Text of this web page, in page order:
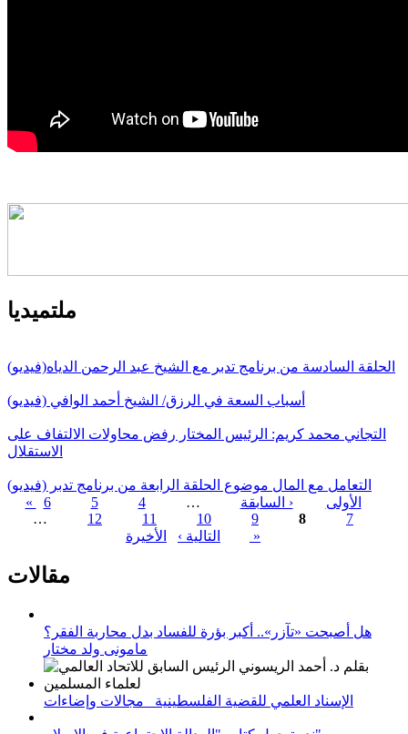
ملتميديا
الحلقة السادسة من برنامج تدبر مع الشيخ عبد الرحمن الدياه(فيديو)
أسباب السعة في الرزق/ الشيخ أحمد الوافي (فيديو)
التجاني محمد كريم: الرئيس المختار رفض محاولات الالتفاف على
الاستقلال
التعامل مع المال موضوع الحلقة الرابعة من برنامج تدبر (فيديو)
الصفحات
« الأولى ‹ السابقة …
4
5
6
7
8
9
10
11
12
…
التالية ›
الأخيرة »
مقالات
هل أصبحت «تآزر».. أكبر بؤرة للفساد بدل محاربة الفقر؟
مامونى ولد مختار
الإسناد العلمي للقضية الفلسطينية_ مجالات وإضاءات